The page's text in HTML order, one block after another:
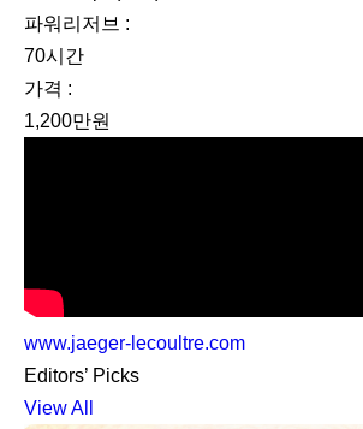
파워리저브 :
70시간
가격 :
1,200만원
www.jaeger-lecoultre.com
Editors’ Picks
View All